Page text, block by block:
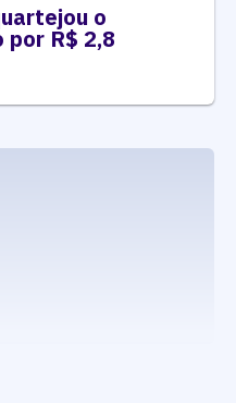
o
por R$ 2,8